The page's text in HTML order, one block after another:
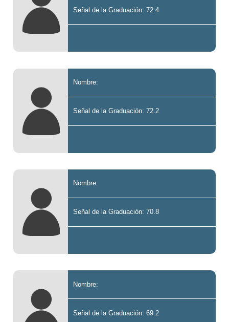
Señal de la Graduación: 72.4
Nombre:
Señal de la Graduación: 72.2
Nombre:
Señal de la Graduación: 70.8
Nombre:
Señal de la Graduación: 69.2